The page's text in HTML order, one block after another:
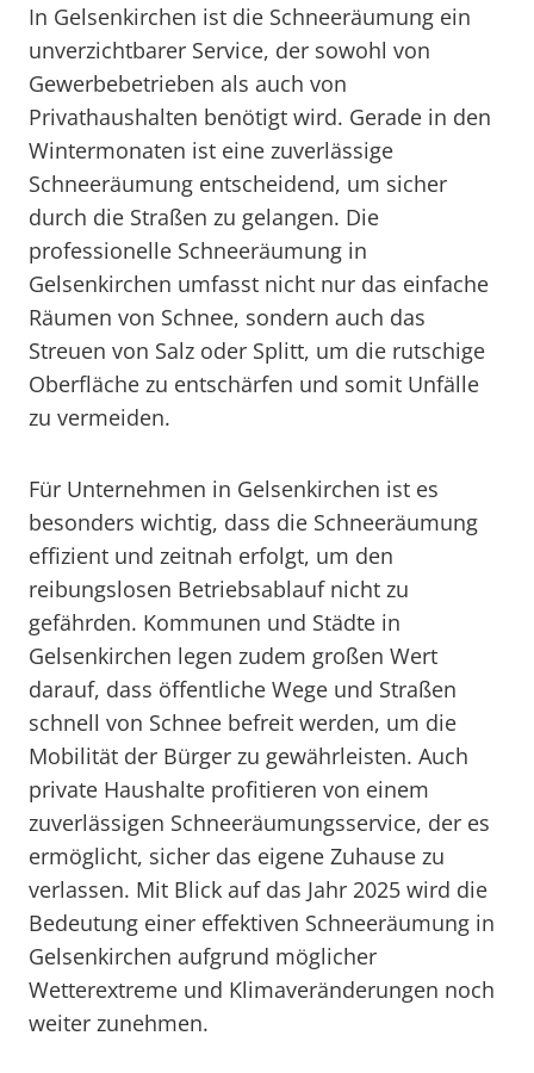
In Gelsenkirchen ist die Schneeräumung ein
unverzichtbarer Service, der sowohl von
Gewerbebetrieben als auch von
Privathaushalten benötigt wird. Gerade in den
Wintermonaten ist eine zuverlässige
Schneeräumung entscheidend, um sicher
durch die Straßen zu gelangen. Die
professionelle Schneeräumung in
Gelsenkirchen umfasst nicht nur das einfache
Räumen von Schnee, sondern auch das
Streuen von Salz oder Splitt, um die rutschige
Oberfläche zu entschärfen und somit Unfälle
zu vermeiden.
Für Unternehmen in Gelsenkirchen ist es
besonders wichtig, dass die Schneeräumung
effizient und zeitnah erfolgt, um den
reibungslosen Betriebsablauf nicht zu
gefährden. Kommunen und Städte in
Gelsenkirchen legen zudem großen Wert
darauf, dass öffentliche Wege und Straßen
schnell von Schnee befreit werden, um die
Mobilität der Bürger zu gewährleisten. Auch
private Haushalte profitieren von einem
zuverlässigen Schneeräumungsservice, der es
ermöglicht, sicher das eigene Zuhause zu
verlassen. Mit Blick auf das Jahr 2025 wird die
Bedeutung einer effektiven Schneeräumung in
Gelsenkirchen aufgrund möglicher
Wetterextreme und Klimaveränderungen noch
weiter zunehmen.